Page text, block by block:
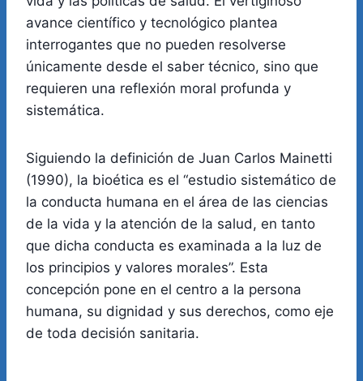
avance científico y tecnológico plantea
interrogantes que no pueden resolverse
únicamente desde el saber técnico, sino que
requieren una reflexión moral profunda y
sistemática.
Siguiendo la definición de Juan Carlos Mainetti
(1990), la bioética es el “estudio sistemático de
la conducta humana en el área de las ciencias
de la vida y la atención de la salud, en tanto
que dicha conducta es examinada a la luz de
los principios y valores morales”. Esta
concepción pone en el centro a la persona
humana, su dignidad y sus derechos, como eje
de toda decisión sanitaria.